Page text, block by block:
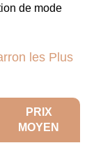
de mode
les Plus
PRIX
MOYEN